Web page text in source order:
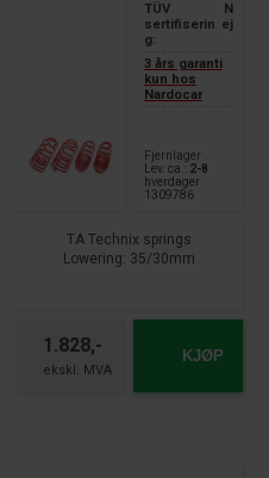
TÜV
sertifiserin
g:
N
ej
3 års garanti
kun hos
Nardocar
Fjernlager
Lev. ca.:
2-8
hverdager
1309786
TA Technix springs
Lowering: 35/30mm
2.5l Hybrid AWD
Year of manufacture 2018 -
1.828,- KJØP